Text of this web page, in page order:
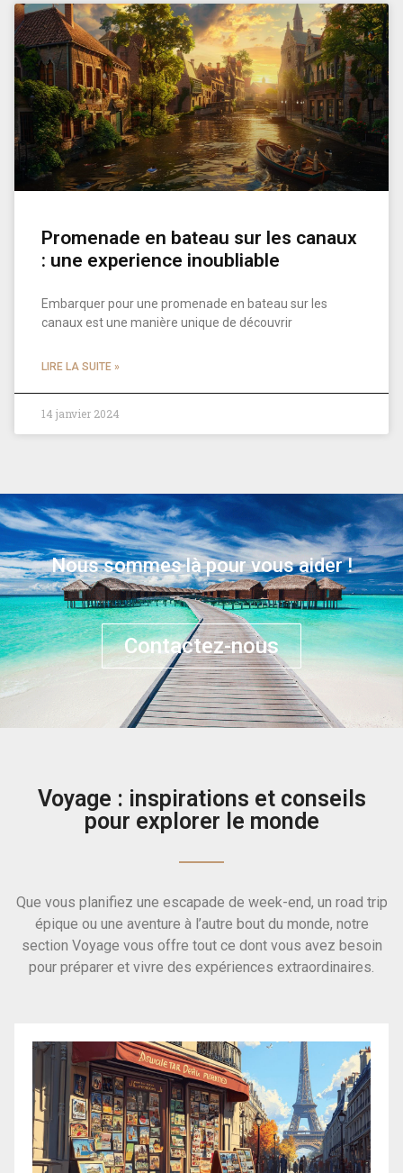
Promenade en bateau sur les canaux
: une experience inoubliable
Embarquer pour une promenade en bateau sur les
canaux est une manière unique de découvrir
LIRE LA SUITE »
14 janvier 2024
Nous sommes là pour vous aider !
Contactez-nous
Voyage : inspirations et conseils
pour explorer le monde
Que vous planifiez une escapade de week-end, un road trip
épique ou une aventure à l’autre bout du monde, notre
section Voyage vous offre tout ce dont vous avez besoin
pour préparer et vivre des expériences extraordinaires.